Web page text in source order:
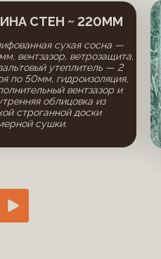
СТЕН ~ 220ММ
сухая сосна —
вентзазор, ветрозащита,
утеплитель — 2
по 50мм, гидроизоляция,
вентзазор и
облицовка из
строганной доски
сушки.